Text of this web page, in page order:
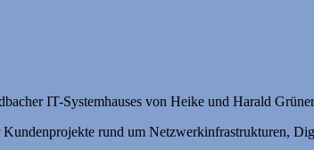
IT-Systemhauses von Heike und Harald
rund um Netzwerkinfrastrukturen,